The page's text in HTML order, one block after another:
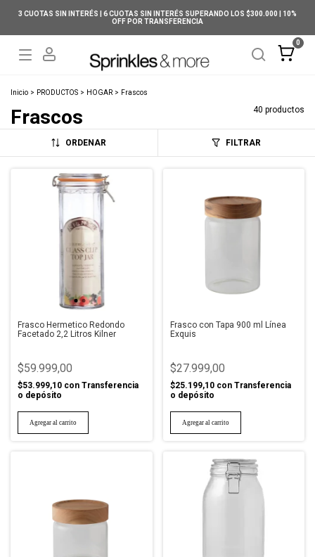
3 CUOTAS SIN INTERÉS | 6 CUOTAS SIN INTERÉS SUPERANDO LOS $300.000 | 10%
OFF POR TRANSFERENCIA
0
Inicio > PRODUCTOS > HOGAR > Frascos
Frascos 40 productos
ORDENAR FILTRAR
Frasco Hermetico Redondo
Facetado 2,2 Litros Kilner
$59.999,00
$53.999,10 con Transferencia
o depósito
Frasco con Tapa 900 ml Línea
Exquis
$27.999,00
$25.199,10 con Transferencia
o depósito